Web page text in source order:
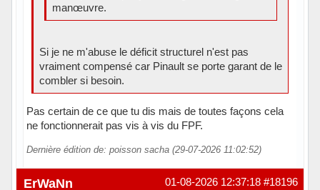
manœuvre.
Si je ne m'abuse le déficit structurel n'est pas
vraiment compensé car Pinault se porte garant de le
combler si besoin.
Pas certain de ce que tu dis mais de toutes façons cela
ne fonctionnerait pas vis à vis du FPF.
Dernière édition de: poisson sacha (29-07-2026 11:02:52)
Hors ligne #18196
01-08-2026 12:37:18
ErWaNn